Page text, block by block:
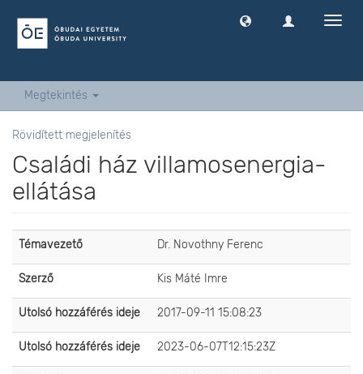
Megtekintés
Rövidített megjelenítés
Családi ház villamosenergia-
ellátása
Témavezető Dr. Novothny Ferenc
Szerző Kis Máté Imre
Utolsó hozzáférés ideje 2017-09-11 15:08:23
Utolsó hozzáférés ideje 2023-06-07T12:15:23Z